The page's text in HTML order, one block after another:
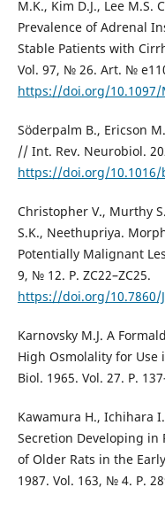
M.K., Kim D.J., Lee
Prevalence of Adrenal
Stable Patients with
Vol. 97, № 26. Art. №
https://doi.org/10.1097/
Söderpalm B., Ericson
// Int. Rev. Neurobiol.
https://doi.org/10.1016/
Christopher V., Murthy
S.K., Neethupriya.
Potentially Malignant
9, № 12. Р. ZC22–ZC25.
https://doi.org/10.7860/
Karnovsky M.J. A
High Osmolality for Use
Biol. 1965. Vol. 27. P.
Kawamura H., Ichihara
Secretion Developing in
of Older Rats in the
1987. Vol. 163, № 4. P.